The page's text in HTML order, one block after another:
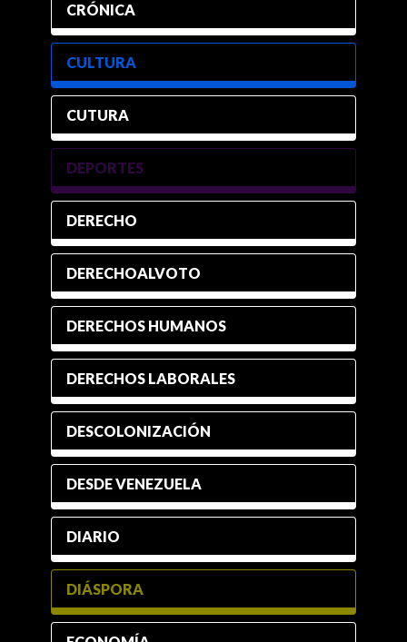
CRÓNICA
CULTURA
CUTURA
DEPORTES
DERECHO
DERECHOALVOTO
DERECHOS HUMANOS
DERECHOS LABORALES
DESCOLONIZACIÓN
DESDE VENEZUELA
DIARIO
DIÁSPORA